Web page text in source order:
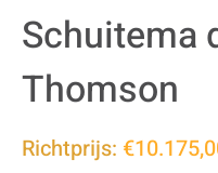
Schuitema
Thomson
Richtprijs: